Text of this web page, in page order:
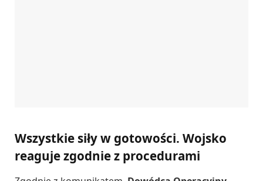
Wszystkie siły w gotowości. Wojsko
reaguje zgodnie z procedurami